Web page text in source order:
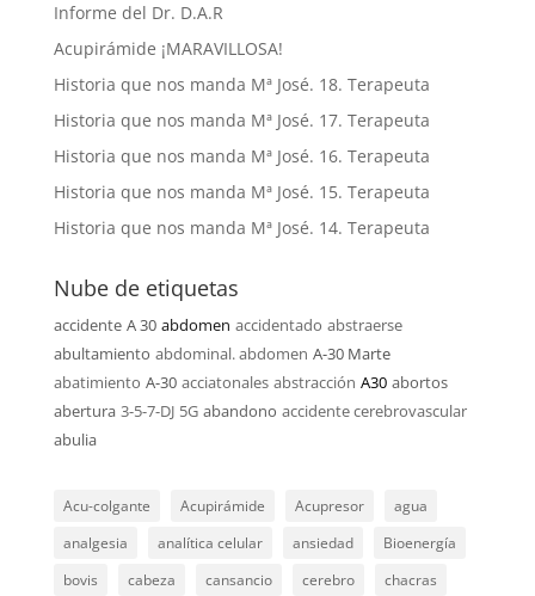
Informe del Dr. D.A.R
Acupirámide ¡MARAVILLOSA!
Historia que nos manda Mª José. 18. Terapeuta
Historia que nos manda Mª José. 17. Terapeuta
Historia que nos manda Mª José. 16. Terapeuta
Historia que nos manda Mª José. 15. Terapeuta
Historia que nos manda Mª José. 14. Terapeuta
Nube de etiquetas
accidente A 30 abdomen accidentado abstraerse
abultamiento abdominal. abdomen A-30 Marte
abatimiento A-30 acciatonales abstracción A30 abortos
abertura 3-5-7-DJ 5G abandono accidente cerebrovascular
abulia
Acu-colgante Acupirámide Acupresor
agua
analgesia
analítica celular ansiedad
Bioenergía
bovis
cabeza cansancio cerebro
chacras